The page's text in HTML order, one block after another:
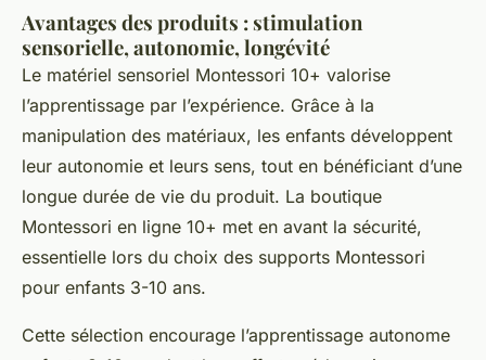
Avantages des produits : stimulation
sensorielle, autonomie, longévité
Le matériel sensoriel Montessori 10+ valorise
l’apprentissage par l’expérience. Grâce à la
manipulation des matériaux, les enfants développent
leur autonomie et leurs sens, tout en bénéficiant d’une
longue durée de vie du produit. La boutique
Montessori en ligne 10+ met en avant la sécurité,
essentielle lors du choix des supports Montessori
pour enfants 3-10 ans.
Cette sélection encourage l’apprentissage autonome